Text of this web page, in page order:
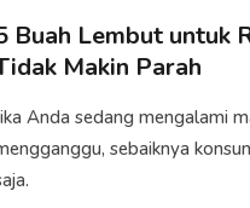
Buah Lembut untuk
Makin Parah
Anda sedang mengalami
sebaiknya